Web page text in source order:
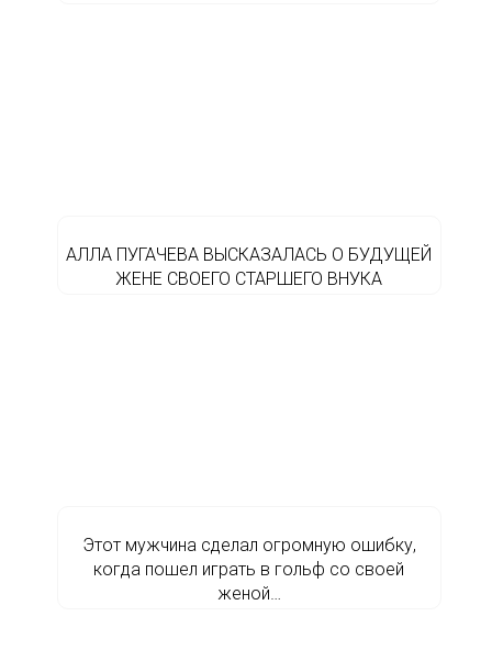
АЛЛА ПУГАЧЕВА ВЫСКАЗАЛАСЬ О БУДУЩЕЙ
ЖЕНЕ СВОЕГО СТАРШЕГО ВНУКА
Этот мужчина сделал огромную ошибку,
когда пошел играть в гольф со своей
женой…